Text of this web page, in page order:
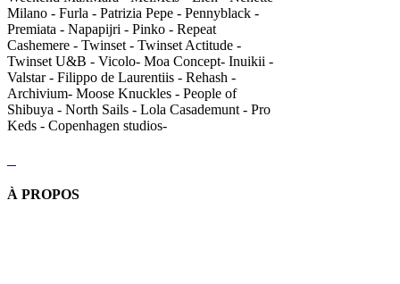
Milano - Furla - Patrizia Pepe - Pennyblack -
Premiata - Napapijri - Pinko - Repeat
Cashemere - Twinset - Twinset Actitude -
Twinset U&B - Vicolo- Moa Concept- Inuikii -
Valstar - Filippo de Laurentiis - Rehash -
Archivium- Moose Knuckles - People of
Shibuya - North Sails - Lola Casademunt - Pro
Keds - Copenhagen studios-
À PROPOS